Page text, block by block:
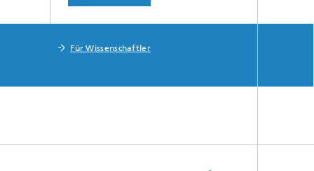
Für Wissenschaftler